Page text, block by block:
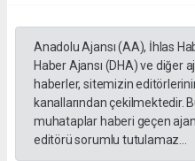
Anadolu Ajansı (AA), İhlas
Haber Ajansı (DHA) ve diğer
haberler, sitemizin
kanallarından çekilmektedir.
muhataplar haberi geçen
editörü sorumlu tutulamaz...